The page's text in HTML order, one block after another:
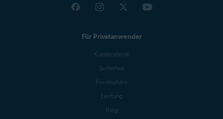
Für Privatanwender
Kundendienst
Sicherheit
Privatsphäre
Leistung
Blog